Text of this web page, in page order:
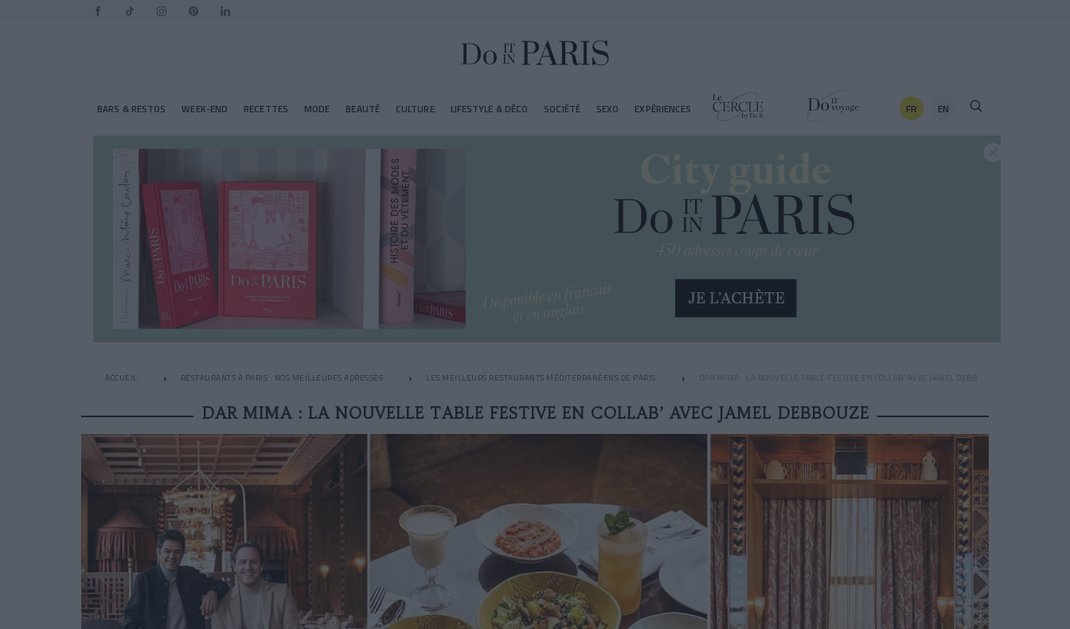
BARS & RESTOS WEEK-END RECETTES MODE BEAUTÉ CULTURE LIFESTYLE & DÉCO SOCIÉTÉ SEXO EXPÉRIENCES FR EN
ACCUEIL RESTAURANTS À PARIS : NOS MEILLEURES ADRESSES LES MEILLEURS RESTAURANTS MÉDITERRANÉENS DE PARIS DAR MIMA : LA NOUVELLE TABLE FESTIVE EN COLLAB’ AVEC JAMEL DEBBOUZE
DAR MIMA : LA NOUVELLE TABLE FESTIVE EN COLLAB’ AVEC JAMEL DEBBOUZE